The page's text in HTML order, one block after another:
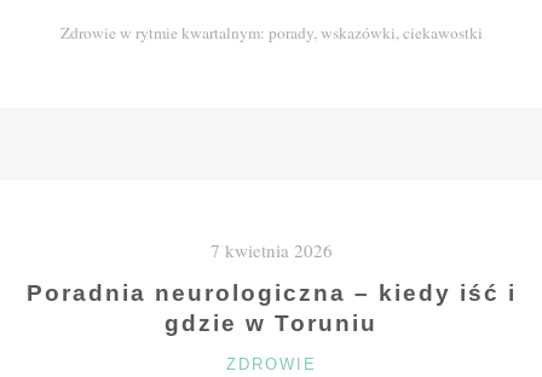
Zdrowie w rytmie kwartalnym: porady, wskazówki, ciekawostki
7 kwietnia 2026
Poradnia neurologiczna – kiedy iść i
gdzie w Toruniu
KATEGORIE
ZDROWIE